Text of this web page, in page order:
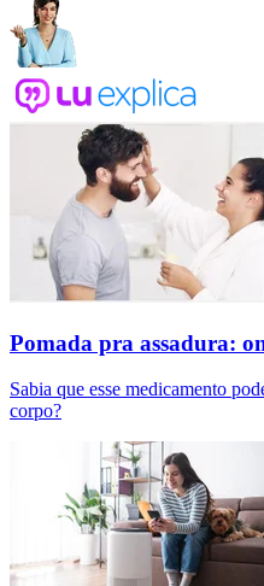
Pomada pra assadura:
Sabia que esse medicamento
corpo?